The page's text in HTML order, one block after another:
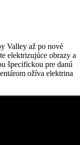
Valley až po nové
elektrizujúce obrazy a
špecifickou pre danú
ožíva elektrina